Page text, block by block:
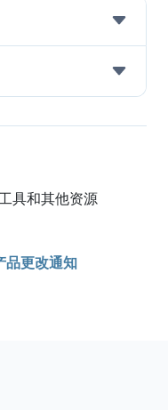
具和其他资源
品更改通知